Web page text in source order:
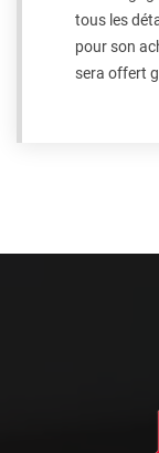
tous les
pour son
sera offert